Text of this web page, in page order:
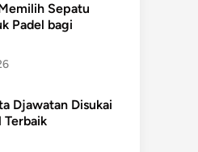
Sepatu
Padel bagi
Djawatan Disukai
Terbaik